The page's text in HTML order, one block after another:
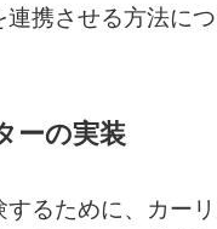
携させる方法に
ーの実装
るために、カー